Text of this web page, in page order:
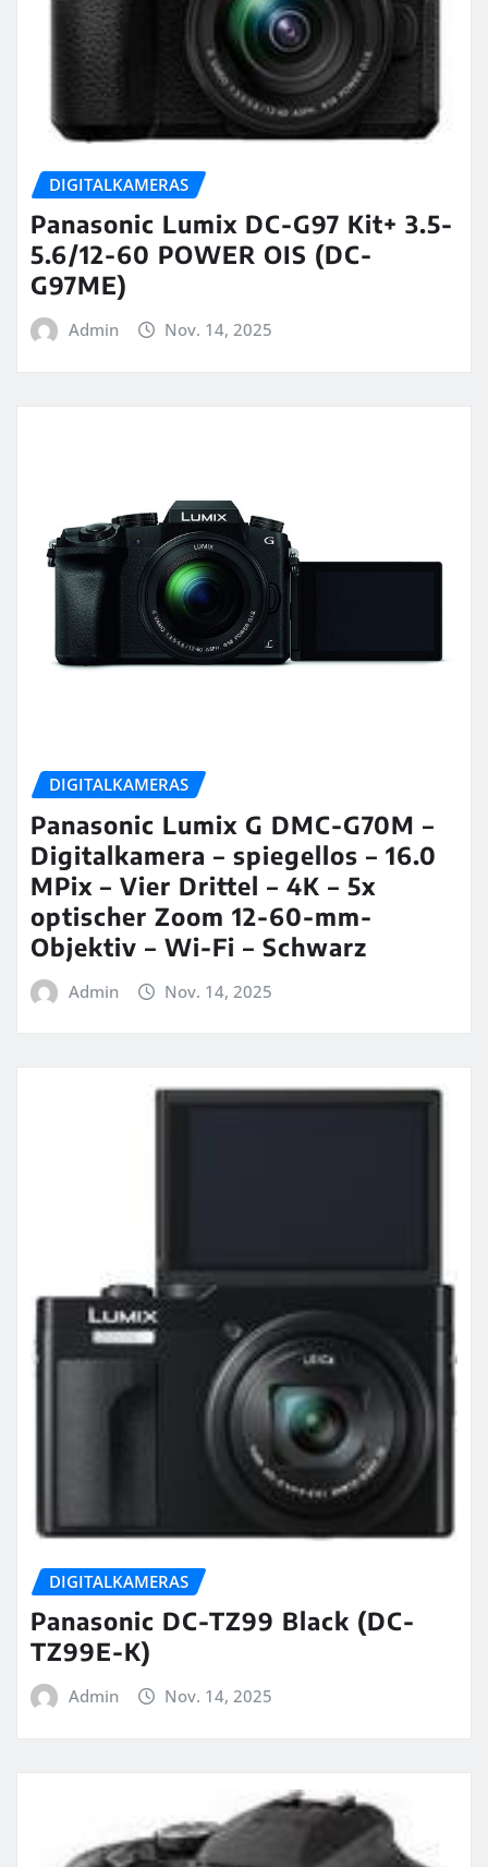
DIGITALKAMERAS
Panasonic Lumix DC-G97 Kit+ 3.5-
5.6/12-60 POWER OIS (DC-
G97ME)
Admin Nov. 14, 2025
DIGITALKAMERAS
Panasonic Lumix G DMC-G70M –
Digitalkamera – spiegellos – 16.0
MPix – Vier Drittel – 4K – 5x
optischer Zoom 12-60-mm-
Objektiv – Wi-Fi – Schwarz
Admin Nov. 14, 2025
DIGITALKAMERAS
Panasonic DC-TZ99 Black (DC-
TZ99E-K)
Admin Nov. 14, 2025